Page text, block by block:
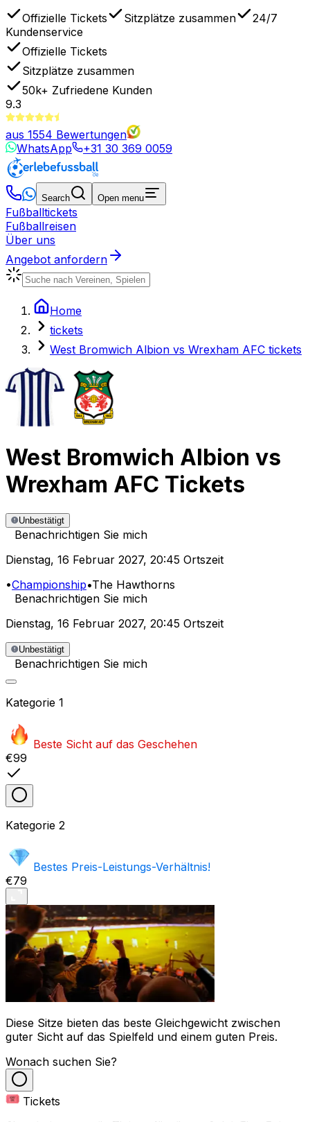
Offizielle Tickets Sitzplätze zusammen
24/7
Kundenservice
Offizielle Tickets
Sitzplätze zusammen
50k+ Zufriedene Kunden
9.3
aus 1554 Bewertungen
WhatsApp
+31 30 369 0059
Search Open menu
Fußballtickets
Fußballreisen
Über uns
Angebot anfordern
Home
tickets
West Bromwich Albion vs Wrexham AFC tickets
West Bromwich Albion vs
Wrexham AFC Tickets
Unbestätigt
Benachrichtigen Sie mich
Dienstag, 16 Februar 2027, 20:45 Ortszeit
•Championship•The Hawthorns
Benachrichtigen Sie mich
Dienstag, 16 Februar 2027, 20:45 Ortszeit
Unbestätigt
Benachrichtigen Sie mich
Kategorie 1
Beste Sicht auf das Geschehen
€99
Kategorie 2
Bestes Preis-Leistungs-Verhältnis!
€79
Diese Sitze bieten das beste Gleichgewicht zwischen
guter Sicht auf das Spielfeld und einem guten Preis.
Wonach suchen Sie?
Tickets